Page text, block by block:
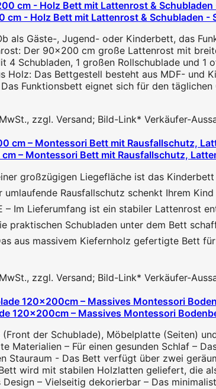
- Holz Bett mit Lattenrost & Schubladen
als Gäste-, Jugend- oder Kinderbett, das
Der 90x200 cm große Lattenrost mit
4 Schubladen, 1 großen Rollschublade und
Holz: Das Bettgestell besteht aus MDF- und
Funktionsbett eignet sich für den
zzgl. Versand; Bild-Link* Verkäufer-
– Montessori Bett mit Rausfallschutz,
großzügigen Liegefläche ist das
umlaufende Rausfallschutz schenkt Ihrem
– Im Lieferumfang ist ein stabiler
praktischen Schubladen unter dem Bett
Das aus massivem Kiefernholz gefertigte Bett
zzgl. Versand; Bild-Link* Verkäufer-
120x200cm – Massives Montessori
der Schublade), Möbelplatte (Seiten)
Materialien – Für einen gesunden Schlaf –
Stauraum - Das Bett verfügt über zwei
wird mit stabilen Holzlatten geliefert, die
Design – Vielseitig dekorierbar – Das